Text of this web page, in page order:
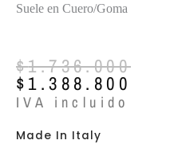
Suele en Cuero/Goma
$1.736.000
El
precio
original
$1.736.000.
$1.388.800
El
precio
actual
$1.388.800.
IVA incluido
Made In Italy